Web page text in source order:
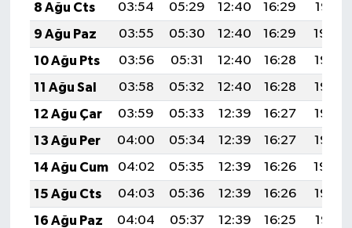
8 Ağu Cts
03:54 05:29 12:40 16:29
19:41
9 Ağu Paz
03:55 05:30 12:40 16:29
19:40
10 Ağu Pts
03:56 05:31 12:40 16:28
19:38
11 Ağu Sal
03:58 05:32 12:40 16:28
19:37
12 Ağu Çar
03:59 05:33 12:39 16:27
19:36
13 Ağu Per
04:00 05:34 12:39 16:27
19:35
14 Ağu Cum
04:02 05:35 12:39 16:26
19:34
15 Ağu Cts
04:03 05:36 12:39 16:26
19:32
16 Ağu Paz
04:04 05:37 12:39 16:25
19:31